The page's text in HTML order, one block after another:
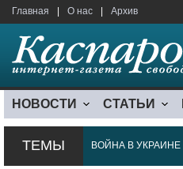
Главная О нас Архив
НОВОСТИ СТАТЬИ
ТЕМЫ ВОЙНА В УКРАИНЕ